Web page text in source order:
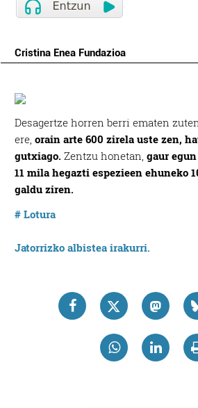
Cristina Enea Fundazioa
Desagertze horren berri ematen
ere,orain arte 600 zirela uste zen,
gutxiago. Zentzu honetan,gaur
11 mila hegazti espezieen ehuneko
galdu ziren.
# Lotura
Jatorrizko albistea irakurri.